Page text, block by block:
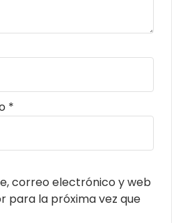
*
correo electrónico y web
para la próxima vez que